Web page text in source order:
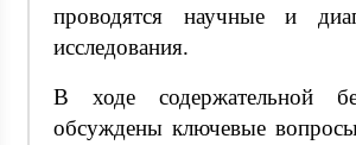
проводятся научные и
исследования.
В ходе содержательной
обсуждены ключевые